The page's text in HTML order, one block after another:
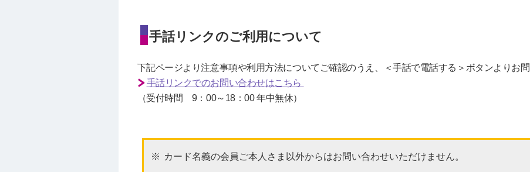
手話リンクのご利用について
下記ページより注意事項や利用方法についてご確認のうえ、＜手話で電話する＞ボタンよりお問
手話リンクでのお問い合わせはこちら
（受付時間 9：00～18：00 年中無休）
カード名義の会員ご本人さま以外からはお問い合わせいただけません。